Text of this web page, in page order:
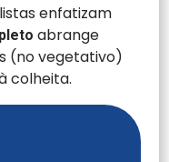
enfatizam
abrange
(no vegetativo)
colheita.